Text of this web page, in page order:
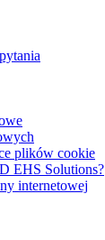
plików cookie
EHS Solutions?
internetowej